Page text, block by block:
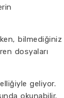
bilmediğiniz
dosyaları
geliyor.
okunabilir.